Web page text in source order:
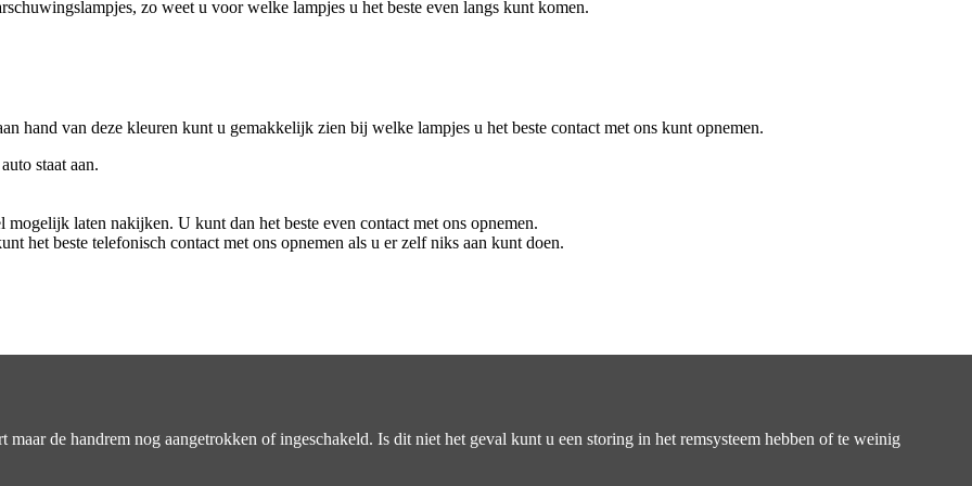
zo weet u voor welke lampjes u het beste even langs kunt komen.
hand van deze kleuren kunt u gemakkelijk zien bij welke lampjes u het beste contact met ons kunt opnemen.
staat aan.
laten nakijken. U kunt dan het beste even contact met ons opnemen.
het beste telefonisch contact met ons opnemen als u er zelf niks aan kunt doen.
maar de handrem nog aangetrokken of ingeschakeld. Is dit niet het geval kunt u een storing in het remsysteem hebben of te weinig